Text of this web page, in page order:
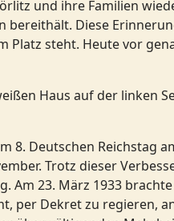
und ihre Familien
bereithält. Diese
steht. Heute vor
Haus auf der linken
8. Deutschen Reichstag
Trotz dieser
Am 23. März 1933
per Dekret zu regieren,